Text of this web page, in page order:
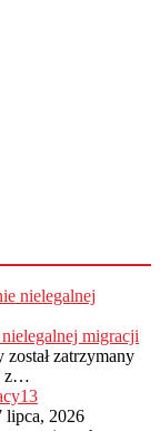
migracji
zatrzymany
z…
13
lipca, 2026